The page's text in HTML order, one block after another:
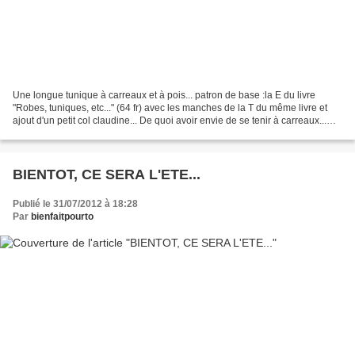
Une longue tunique à carreaux et à pois... patron de base :la E du livre
"Robes, tuniques, etc..." (64 fr) avec les manches de la T du même livre et
ajout d'un petit col claudine... De quoi avoir envie de se tenir à carreaux...
BIENTOT, CE SERA L'ETE...
Publié le 31/07/2012 à 18:28
Par bienfaitpourto